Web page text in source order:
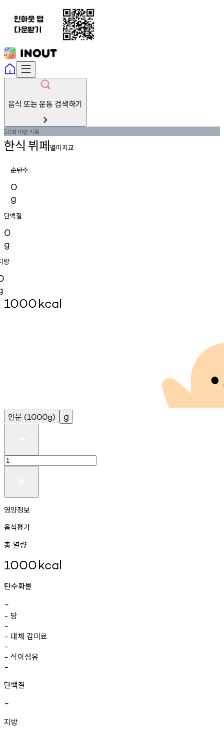
음식 또는 운동 검색하기
50회 미만기록
한식 뷔페별미지교
순탄수
0
g
단백질
0
g
방
1000kcal
인분 (1000g) g
영양정보
음식평가
총 열량
1000kcal
탄수화물
-
- 당
-
- 대체 감미료
-
- 식이섬유
-
단백질
-
지방